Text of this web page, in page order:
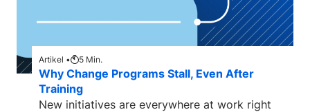
Artikel • 5 Min.
Why Change Programs Stall, Even After
Training
New initiatives are everywhere at work right